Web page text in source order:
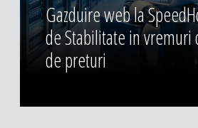
Gazduire web la
de Stabilitate in vremuri
de preturi